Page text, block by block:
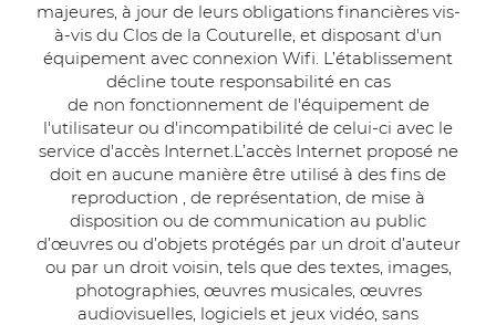
majeures, à jour de leurs obligations financières vis-
à-vis du Clos de la Couturelle, et disposant d'un
équipement avec connexion Wifi. L’établissement
décline toute responsabilité en cas
de non fonctionnement de l'équipement de
l'utilisateur ou d'incompatibilité de celui-ci avec le
service d'accès Internet.L’accès Internet proposé ne
doit en aucune manière être utilisé à des fins de
reproduction , de représentation, de mise à
disposition ou de communication au public
d’œuvres ou d’objets protégés par un droit d’auteur
ou par un droit voisin, tels que des textes, images,
photographies, œuvres musicales, œuvres
audiovisuelles, logiciels et jeux vidéo, sans